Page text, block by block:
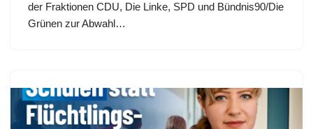
der Fraktionen CDU, Die Linke, SPD und Bündnis90/Die
Grünen zur Abwahl…